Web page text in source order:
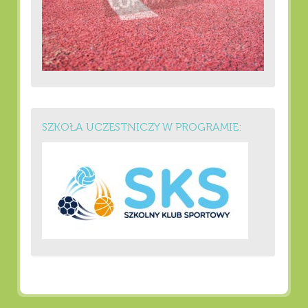
SZKOŁA UCZESTNICZY W PROGRAMIE: